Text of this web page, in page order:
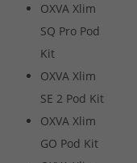
OXVA Xlim
SQ Pro Pod
Kit
OXVA Xlim
SE 2 Pod Kit
OXVA Xlim
GO Pod Kit